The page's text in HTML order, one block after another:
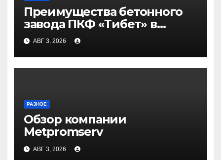
Преимущества бетонного
завода ПКФ «Тибет» в
Волгограде и Волжском
АВГ 3, 2026
РАЗНОЕ
Обзор компании
Metpromserv
АВГ 3, 2026